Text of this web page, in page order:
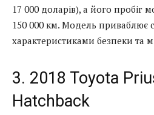
17 000 доларів), а його пробіг
150 000 км. Модель приваблює
характеристиками безпеки та
3. 2018 Toyota
Hatchback